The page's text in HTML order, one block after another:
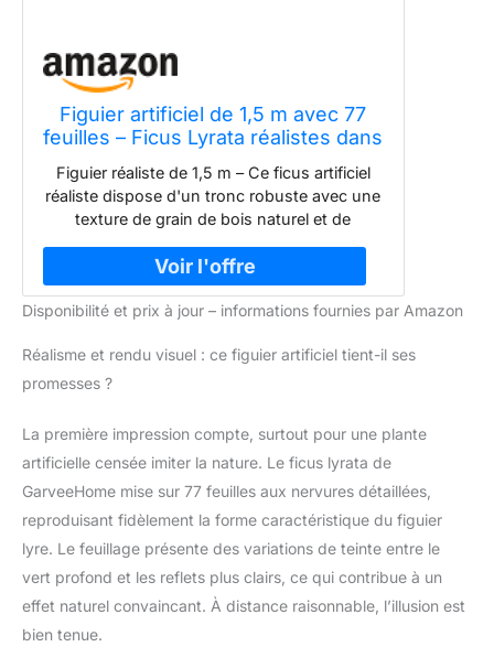
Figuier artificiel de 1,5 m avec 77
feuilles – Ficus Lyrata réalistes dans
un pot de fleurs blanc de 19,8 cm,
fausses plantes d'intérieur pour la
maison, le bureau, le salon, cadeau
de pendaison de
Figuier réaliste de 1,5 m – Ce ficus artificiel
réaliste dispose d'un tronc robuste avec une
texture de grain de bois naturel et de
polyéthylène haute densité maintiennent leur
forme avec des tiges renforcées pour éviter
de tomber. Chaque feuille présente des
ultra réaliste. Le tronc gris-brun peint à la
main imite une authentique écorce de figuier.
toute l'année à n'importe quel espace, pas
nécessaire. Décoration de verdure parfaite :
ces arbres artificiels ficus lyrata réalistes
disposent d'une branche flexible en fil d'acier
qui peut être facilement façonnée pour la
minimaliste est livré avec des galets
décoratifs pour compléter tout style de
décoration d'intérieur. Sa base lestée en
Disponibilité et prix à jour – informations fournies par Amazon
Réalisme et rendu visuel : ce figuier artificiel tient-il ses
promesses ?
La première impression compte, surtout pour une plante
artificielle censée imiter la nature. Le ficus lyrata de
GarveeHome mise sur 77 feuilles aux nervures détaillées,
reproduisant fidèlement la forme caractéristique du figuier
lyre. Le feuillage présente des variations de teinte entre le
vert profond et les reflets plus clairs, ce qui contribue à un
effet naturel convaincant. À distance raisonnable, l’illusion est
bien tenue.